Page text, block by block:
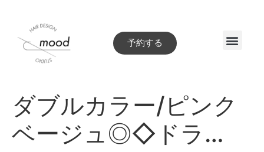
予約する
ダブルカラー/ピンク
ベージュ◎◇ドラ…